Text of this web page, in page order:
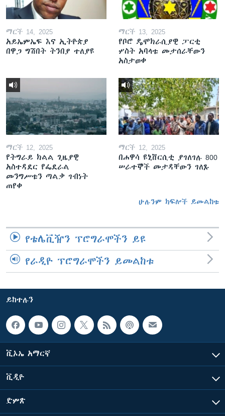
ማርች 14, 2025
አይኤምኤፍ እና ኢትዮጵያ
በዋጋ ግሽበት ትንበያ ተለያዩ
ማርች 13, 2025
የቦሮ ዴሞክራሲያዊ ፓርቲ
ሦስት አባላቱ መታሰራቸውን
አስታወቀ
ማርች 12, 2025
የትግራይ ክልል ጊዜያዊ
አስተዳደር የፌደራል
መንግሥቱን ጣልቃ ገብነት
ጠየቀ
ማርች 12, 2025
በሐዋሳ ዩኒቨርሲቲ ያገለገሉ 800
ሠራተኞች መታዳቸውን ገለጹ
ሁሉንም ክፍሎች ይመልከቱ
የቴሌቪዥን ፕሮግራሞችን ይዩ
የራዲዮ ፕሮግራሞችን ይመልከቱ
ይከተሉን
ቪኦኤ አማርኛ
ቪዲዮ
ድምጽ